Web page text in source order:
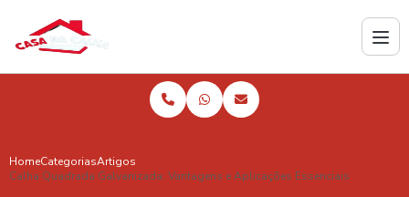
HomeCategoriasArtigos
Calha Quadrada Galvanizada: Vantagens e Aplicações Essenciais